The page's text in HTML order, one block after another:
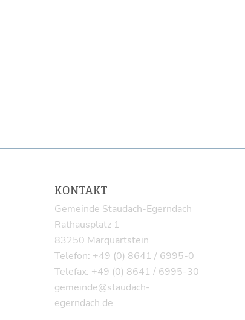
KONTAKT
Gemeinde Staudach-Egerndach
Rathausplatz 1
83250 Marquartstein
Telefon: +49 (0) 8641 / 6995-0
Telefax: +49 (0) 8641 / 6995-30
gemeinde@staudach-
egerndach.de